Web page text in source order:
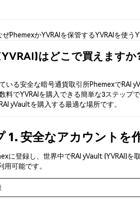
ぜPhemexかYVRAIを保管するYVRAIを使う
はどこで買えますか
いる安全な暗号通貨取引所PhemexでRAI
料でYVRAIを購入できる簡単な3ステップ
yVaultを購入する最適な場所です。
1. 安全なアカウントを
に登録し、世界中でRAI yVault (YVRAI)
可能です。